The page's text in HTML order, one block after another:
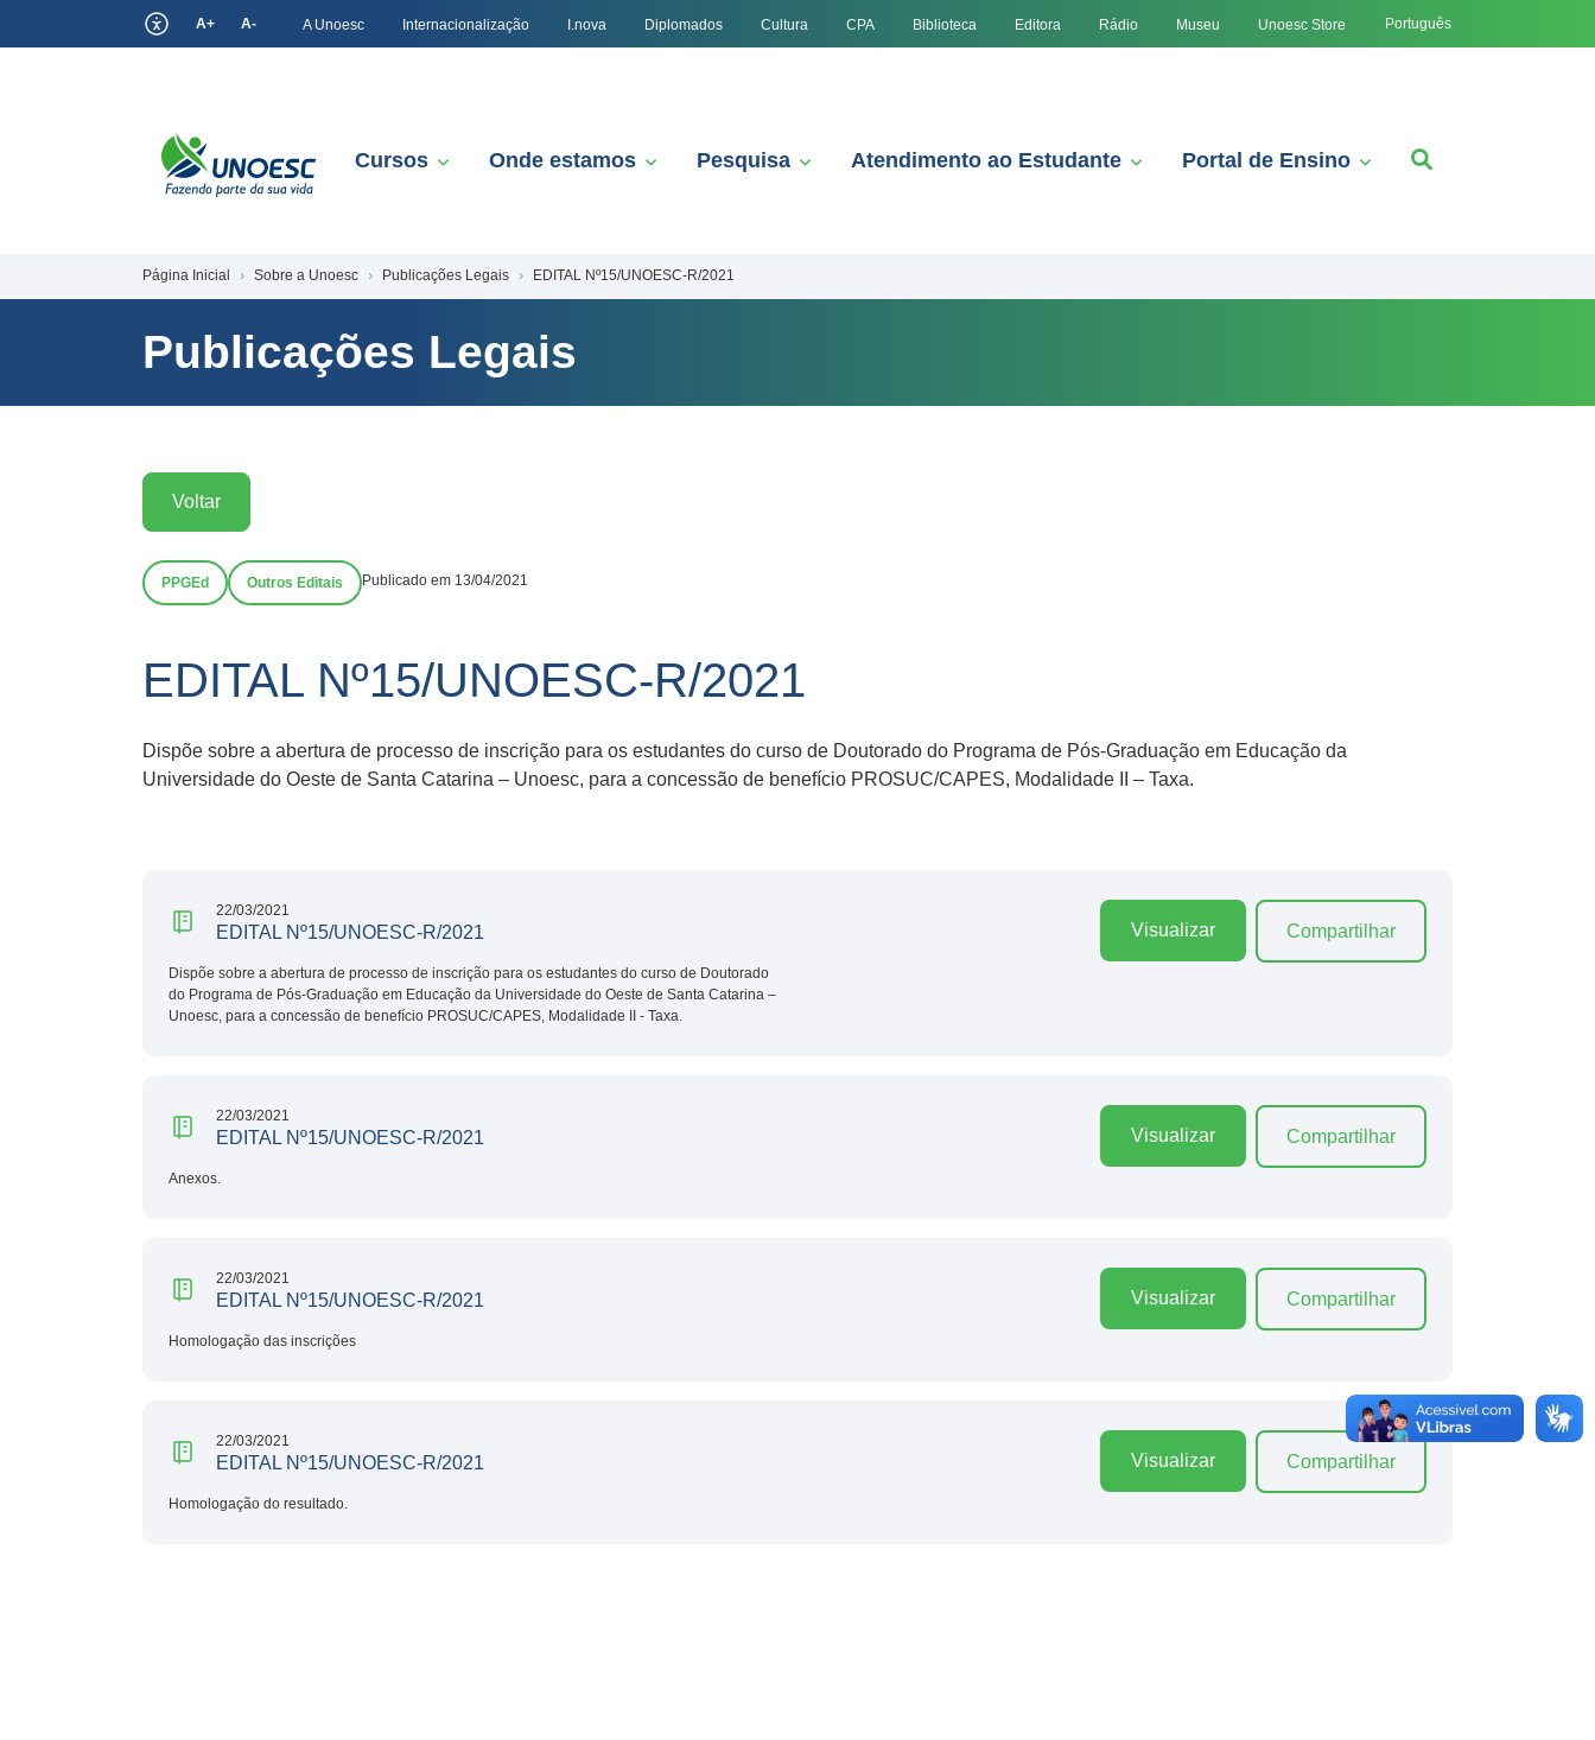
A+ A- A Unoesc Internacionalização I.nova Diplomados Cultura CPA Biblioteca Editora Rádio Museu Unoesc Store Português
Cursos Onde estamos Pesquisa Atendimento ao Estudante Portal de Ensino
Página Inicial Sobre a Unoesc Publicações Legais EDITAL Nº15/UNOESC-R/2021
Publicações Legais
Voltar
PPGEd Outros Editais Publicado em 13/04/2021
EDITAL Nº15/UNOESC-R/2021
Dispõe sobre a abertura de processo de inscrição para os estudantes do curso de Doutorado do Programa de Pós-Graduação em Educação da
Universidade do Oeste de Santa Catarina – Unoesc, para a concessão de benefício PROSUC/CAPES, Modalidade II – Taxa.
22/03/2021
EDITAL Nº15/UNOESC-R/2021
Dispõe sobre a abertura de processo de inscrição para os estudantes do curso de Doutorado
do Programa de Pós-Graduação em Educação da Universidade do Oeste de Santa Catarina –
Unoesc, para a concessão de benefício PROSUC/CAPES, Modalidade II - Taxa.
Visualizar Compartilhar
22/03/2021
EDITAL Nº15/UNOESC-R/2021
Anexos.
Visualizar Compartilhar
22/03/2021
EDITAL Nº15/UNOESC-R/2021
Homologação das inscrições
Visualizar Compartilhar
22/03/2021
EDITAL Nº15/UNOESC-R/2021
Homologação do resultado.
Visualizar Compartilhar